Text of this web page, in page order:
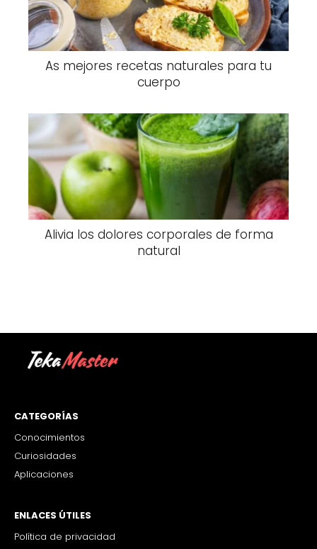
As mejores recetas naturales para tu
cuerpo
Alivia los dolores corporales de forma
natural
CATEGORÍAS
Conocimientos
Curiosidades
Aplicaciones
ENLACES ÚTILES
Política de privacidad